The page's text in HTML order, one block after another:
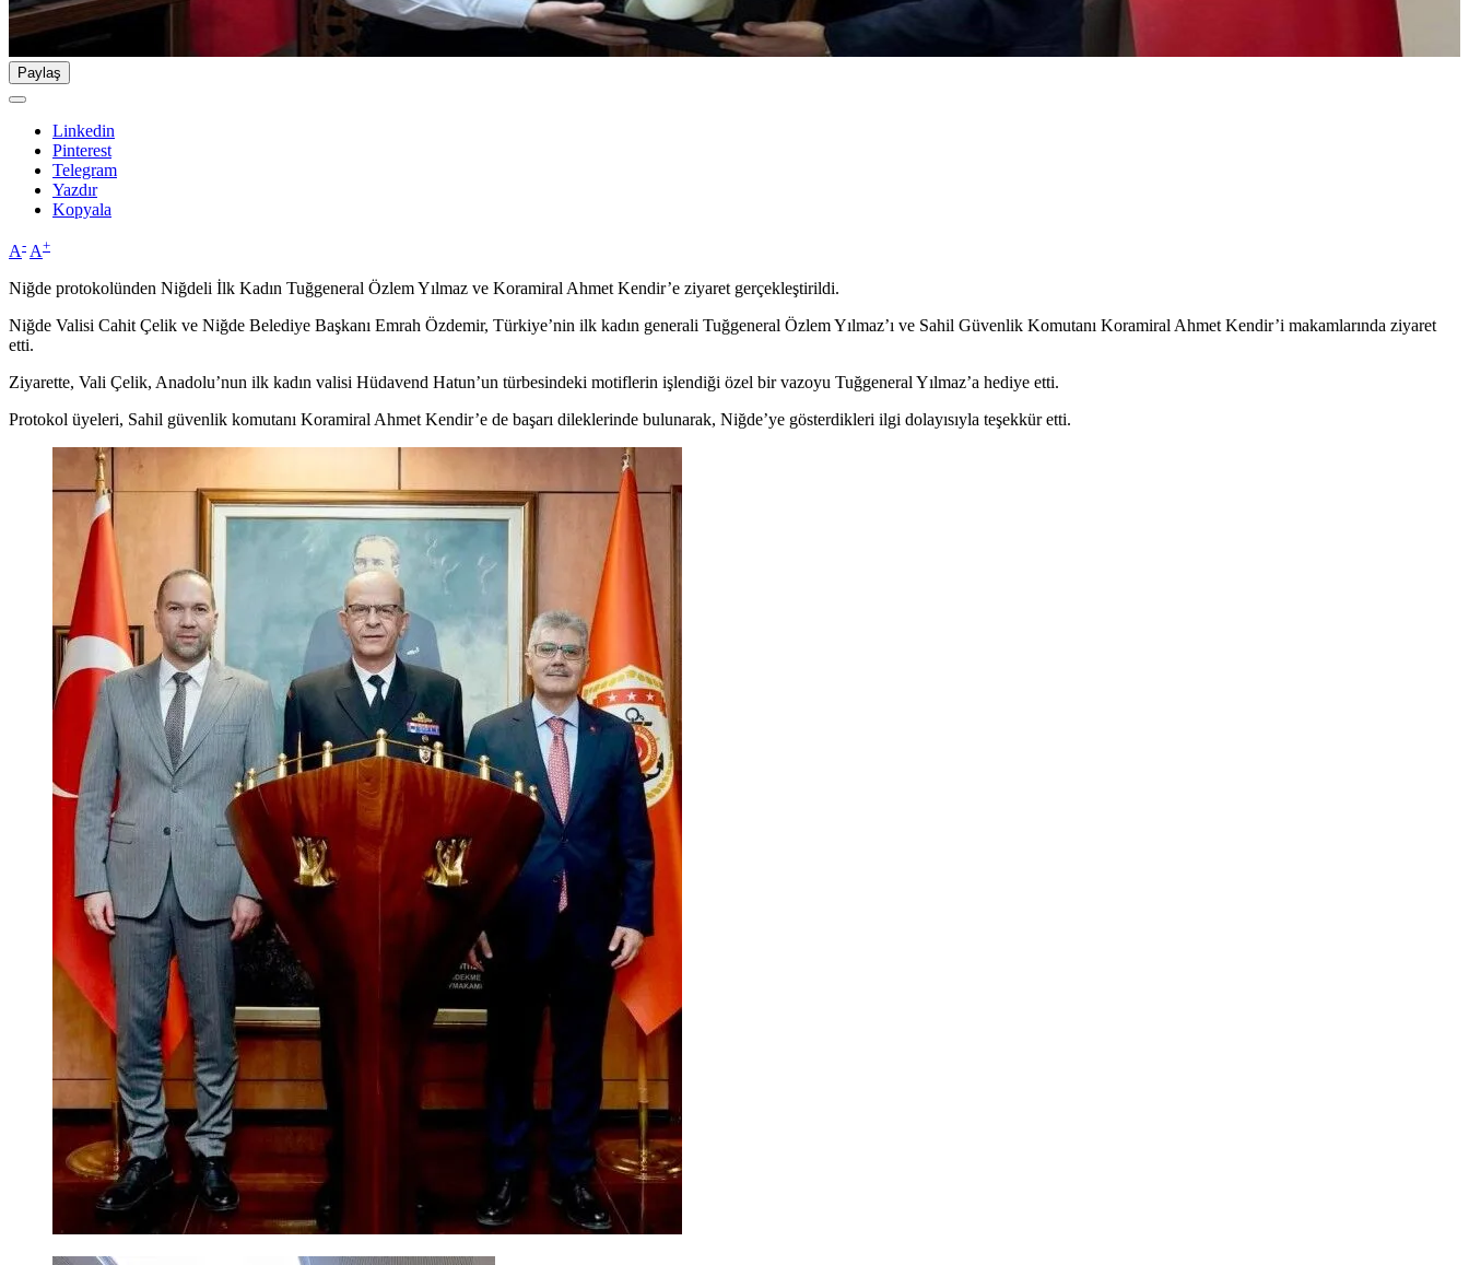
Paylaş
Linkedin
Pinterest
Telegram
Yazdır
Kopyala
A- A+
Niğde protokolünden Niğdeli İlk Kadın Tuğgeneral Özlem Yılmaz ve Koramiral Ahmet Kendir’e ziyaret gerçekleştirildi.
Niğde Valisi Cahit Çelik ve Niğde Belediye Başkanı Emrah Özdemir, Türkiye’nin ilk kadın generali Tuğgeneral Özlem Yılmaz’ı ve Sahil Güvenlik Komutanı Koramiral Ahmet Kendir’i makamlarında ziyaret
etti.
Ziyarette, Vali Çelik, Anadolu’nun ilk kadın valisi Hüdavend Hatun’un türbesindeki motiflerin işlendiği özel bir vazoyu Tuğgeneral Yılmaz’a hediye etti.
Protokol üyeleri, Sahil güvenlik komutanı Koramiral Ahmet Kendir’e de başarı dileklerinde bulunarak, Niğde’ye gösterdikleri ilgi dolayısıyla teşekkür etti.